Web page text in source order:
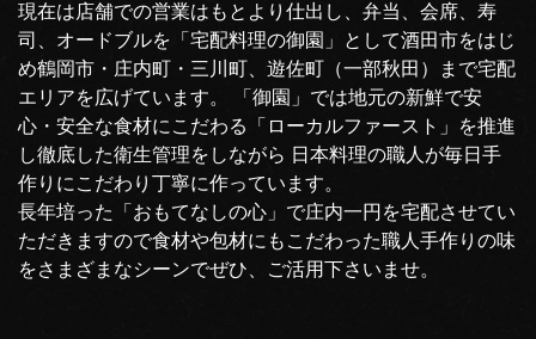
現在は店舗での営業はもとより仕出し、弁当、会席、寿
司、オードブルを「宅配料理の御園」として酒田市をはじ
め鶴岡市・庄内町・三川町、遊佐町（一部秋田）まで宅配
エリアを広げています。 「御園」では地元の新鮮で安
心・安全な食材にこだわる「ローカルファースト」を推進
し徹底した衛生管理をしながら 日本料理の職人が毎日手
作りにこだわり丁寧に作っています。
長年培った「おもてなしの心」で庄内一円を宅配させてい
ただきますので食材や包材にもこだわった職人手作りの味
をさまざまなシーンでぜひ、ご活用下さいませ。